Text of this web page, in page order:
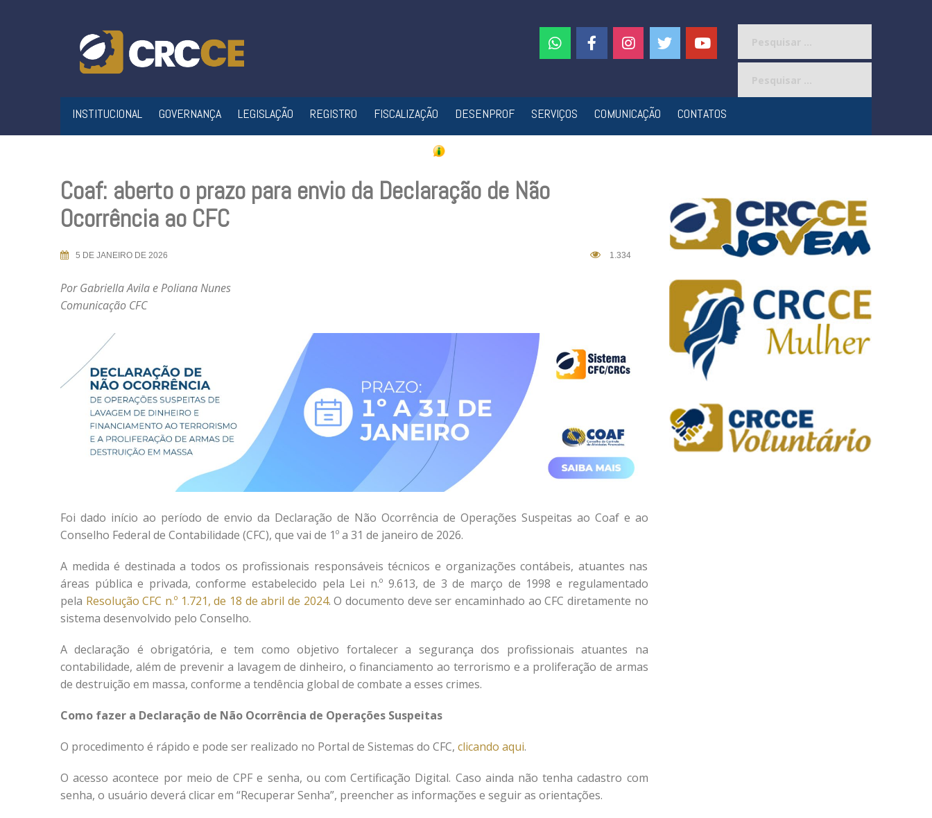
INSTITUCIONAL GOVERNANÇA LEGISLAÇÃO REGISTRO FISCALIZAÇÃO DESENPROF SERVIÇOS COMUNICAÇÃO CONTATOS
Coaf: aberto o prazo para envio da Declaração de Não
Ocorrência ao CFC
5 DE JANEIRO DE 2026 1.334
Por Gabriella Avila e Poliana Nunes
Comunicação CFC
Foi dado início ao período de envio da Declaração de Não Ocorrência de Operações Suspeitas ao Coaf e ao
Conselho Federal de Contabilidade (CFC), que vai de 1º a 31 de janeiro de 2026.
A medida é destinada a todos os profissionais responsáveis técnicos e organizações contábeis, atuantes nas
áreas pública e privada, conforme estabelecido pela Lei n.º 9.613, de 3 de março de 1998 e regulamentado
pela Resolução CFC n.º 1.721, de 18 de abril de 2024. O documento deve ser encaminhado ao CFC diretamente no
sistema desenvolvido pelo Conselho.
A declaração é obrigatória, e tem como objetivo fortalecer a segurança dos profissionais atuantes na
contabilidade, além de prevenir a lavagem de dinheiro, o financiamento ao terrorismo e a proliferação de armas
de destruição em massa, conforme a tendência global de combate a esses crimes.
Como fazer a Declaração de Não Ocorrência de Operações Suspeitas
O procedimento é rápido e pode ser realizado no Portal de Sistemas do CFC, clicando aqui.
O acesso acontece por meio de CPF e senha, ou com Certificação Digital. Caso ainda não tenha cadastro com
senha, o usuário deverá clicar em “Recuperar Senha”, preencher as informações e seguir as orientações.